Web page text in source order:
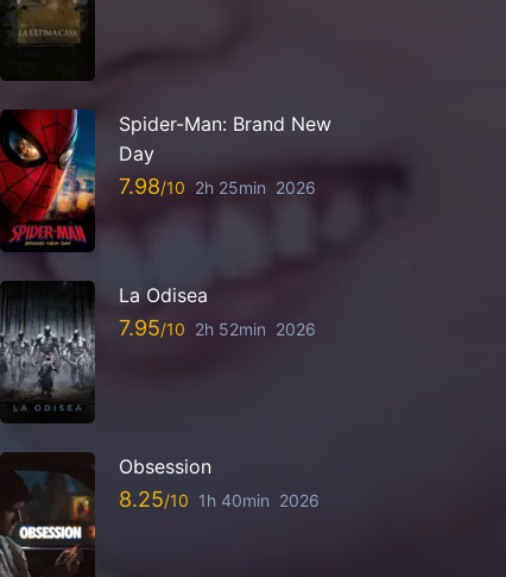
Spider-Man: Brand New
Day
7.98 2h 25min 2026
La Odisea
7.95 2h 52min 2026
Obsession
8.25 1h 40min 2026